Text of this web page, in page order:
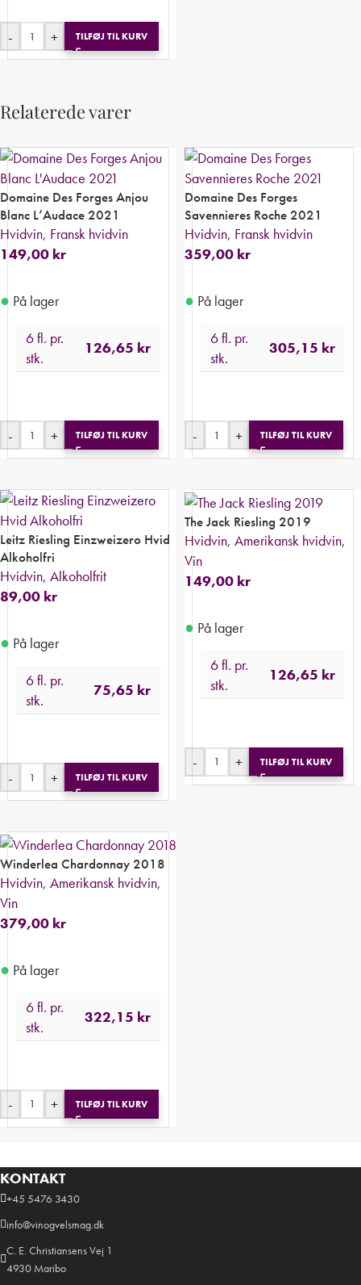
- + TILFØJ TIL KURV
Relaterede varer
Domaine Des Forges Anjou
Blanc L’Audace 2021
Hvidvin, Fransk hvidvin
149,00 kr
● På lager
6 fl. pr.
stk.
126,65 kr
- + TILFØJ TIL KURV
Domaine Des Forges
Savennieres Roche 2021
Hvidvin, Fransk hvidvin
359,00 kr
● På lager
6 fl. pr.
stk.
305,15 kr
- + TILFØJ TIL KURV
Leitz Riesling Einzweizero Hvid
Alkoholfri
Hvidvin, Alkoholfrit
89,00 kr
● På lager
6 fl. pr.
stk.
75,65 kr
- + TILFØJ TIL KURV
The Jack Riesling 2019
Hvidvin, Amerikansk hvidvin,
Vin
149,00 kr
● På lager
6 fl. pr.
stk.
126,65 kr
- + TILFØJ TIL KURV
Winderlea Chardonnay 2018
Hvidvin, Amerikansk hvidvin,
Vin
379,00 kr
● På lager
6 fl. pr.
stk.
322,15 kr
- + TILFØJ TIL KURV
KONTAKT
+45 5476 3430
info@vinogvelsmag.dk
C. E. Christiansens Vej 1
4930 Maribo